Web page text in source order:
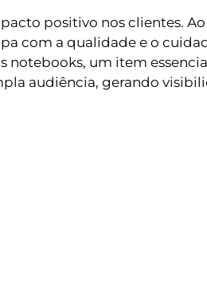
positivo nos clientes.
com a qualidade e o
um item
audiência, gerando